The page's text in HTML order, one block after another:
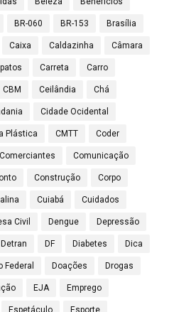
BR-060 BR-153 Brasília
Caixa Caldazinha Câmara
Carreta Carro
CBM Ceilândia Chá
Cidade Ocidental
Plástica CMTT Coder
Comerciantes Comunicação
Construção Corpo
Cuiabá Cuidados
Civil Dengue Depressão
Detran DF Diabetes Dica
Federal Doações Drogas
EJA Emprego
Espetáculo Esporte